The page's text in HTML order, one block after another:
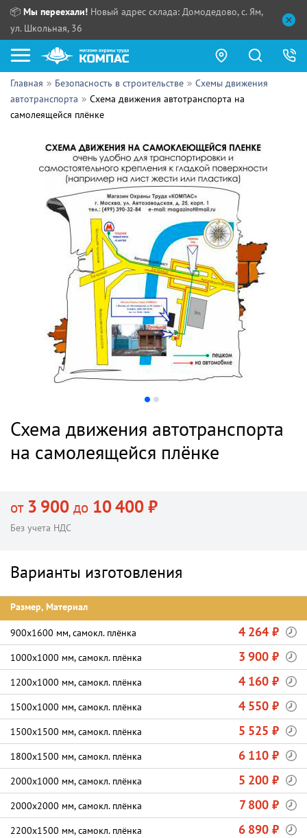
📦 Мы переехали! Новый адрес склада: Домодедово, с. Ям,
ул. Школьная, 36
Как купить?
Прайс-листы
Сотрудничество
Партнерам
Поставщикам
ПН - ЧТ:
СБ, ВС:
Выдача продукции:
Главная Безопасность в строительстве
Схемы движения
автотранспорта
Схема движения автотранспорта на
самолеящейся плёнке
Схема движения автотранспорта
на самолеящейся плёнке
от3 900 до 10 400 ₽
Без учета НДС
Варианты изготовления
Размер, Материал
900х1600 мм, самокл. плёнка 4 264 ₽
1000х1000 мм, самокл. плёнка 3 900 ₽
1200х1000 мм, самокл. плёнка 4 160 ₽
1500х1000 мм, самокл. плёнка 4 550 ₽
1500х1500 мм, самокл. плёнка 5 525 ₽
1800х1500 мм, самокл. плёнка 6 110 ₽
2000х1000 мм, самокл. плёнка 5 200 ₽
2000х2000 мм, самокл. плёнка 7 800 ₽
2200х1500 мм, самокл. плёнка 6 890 ₽